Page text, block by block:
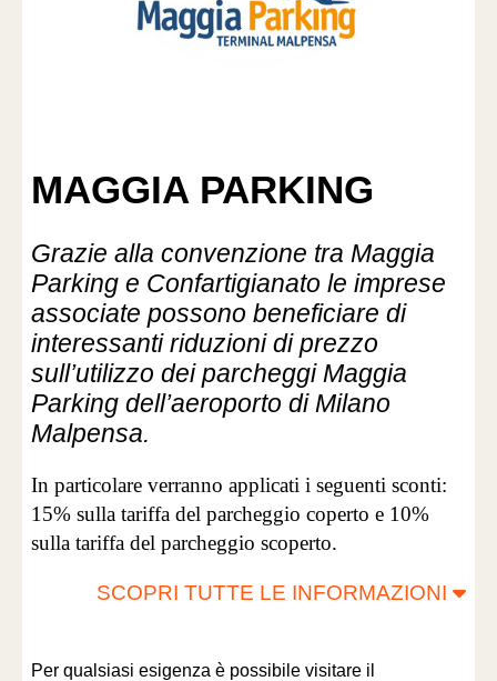
MAGGIA PARKING
Grazie alla convenzione tra Maggia
Parking e Confartigianato le imprese
associate possono beneficiare di
interessanti riduzioni di prezzo
sull’utilizzo dei parcheggi Maggia
Parking dell’aeroporto di Milano
Malpensa.
In particolare verranno applicati i seguenti sconti:
15% sulla tariffa del parcheggio coperto e 10%
sulla tariffa del parcheggio scoperto.
SCOPRI TUTTE LE INFORMAZIONI
Per qualsiasi esigenza è possibile visitare il